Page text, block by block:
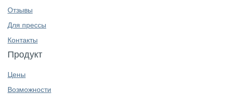
Отзывы
Для прессы
Контакты
Продукт
Цены
Возможности